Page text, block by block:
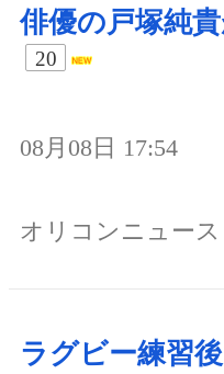
俳優の戸塚純
20
08月08日 17:54
オリコンニュース
ラグビー練習